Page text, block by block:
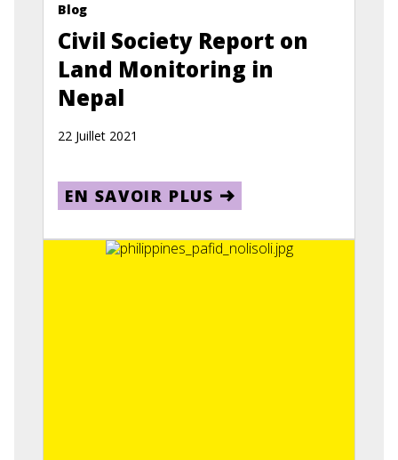
Blog
Civil Society Report on
Land Monitoring in
Nepal
22 Juillet 2021
EN SAVOIR PLUS